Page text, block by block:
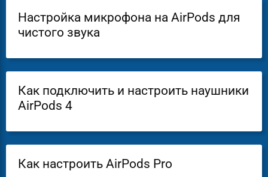
Настройка микрофона на AirPods для
чистого звука
Как подключить и настроить наушники
AirPods 4
Как настроить AirPods Pro